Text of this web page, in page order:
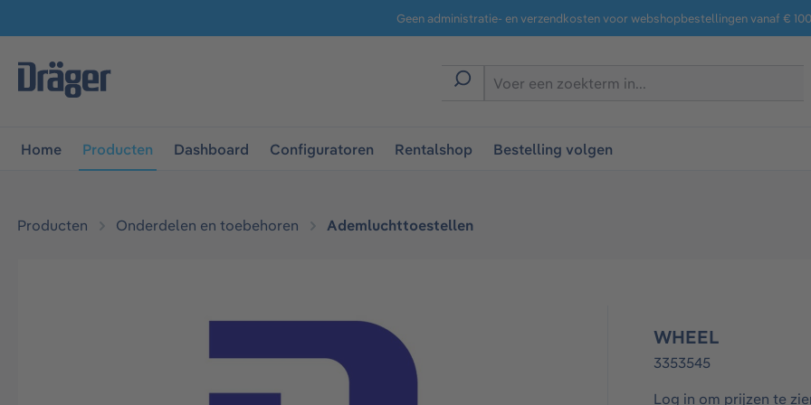
Ga naar navigatie B2B-platformGeen administratie- en verzendkosten voor webshopbestellingen vanaf €
Home Producten Dashboard Configuratoren Rentalshop Bestelling volgen
Producten Onderdelen en toebehoren Ademluchttoestellen
WHEEL
3353545
Log in om prijzen te